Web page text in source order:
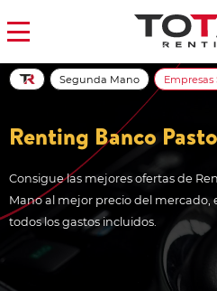
Renting Banco
Consigue las mejores ofertas de
Mano al mejor precio del mercado,
todos los gastos incluidos.
Segunda Mano